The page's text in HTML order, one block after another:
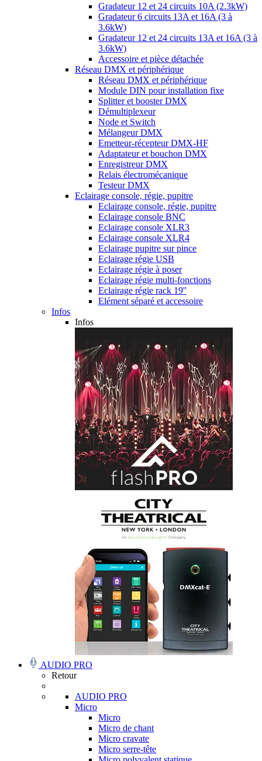
Gradateur 12 et 24 circuits 10A (2.3kW)
Gradateur 6 circuits 13A et 16A (3 à
3.6kW)
Gradateur 12 et 24 circuits 13A et 16A (3 à
3.6kW)
Accessoire et pièce détachée
Réseau DMX et périphérique
Réseau DMX et périphérique
Module DIN pour installation fixe
Splitter et booster DMX
Démultiplexeur
Node et Switch
Mélangeur DMX
Emetteur-récepteur DMX-HF
Adaptateur et bouchon DMX
Enregistreur DMX
Relais électromécanique
Testeur DMX
Eclairage console, régie, pupitre
Eclairage console, régie, pupitre
Eclairage console BNC
Eclairage console XLR3
Eclairage console XLR4
Eclairage pupitre sur pince
Eclairage régie USB
Eclairage régie à poser
Eclairage régie multi-fonctions
Eclairage régie rack 19''
Elément séparé et accessoire
Infos
Infos
AUDIO PRO
Retour
AUDIO PRO
Micro
Micro
Micro de chant
Micro cravate
Micro serre-tête